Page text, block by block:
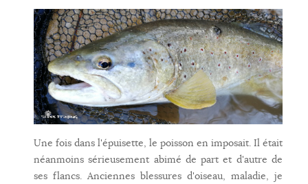
Une fois dans l'épuisette, le poisson en imposait. Il était
néanmoins sérieusement abimé de part et d'autre de
ses flancs. Anciennes blessures d'oiseau, maladie, je